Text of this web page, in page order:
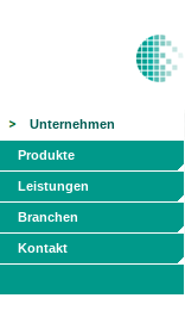
Unternehmen
Produkte
Leistungen
Branchen
Kontakt